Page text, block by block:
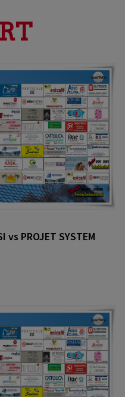
vs PROJET SYSTEM